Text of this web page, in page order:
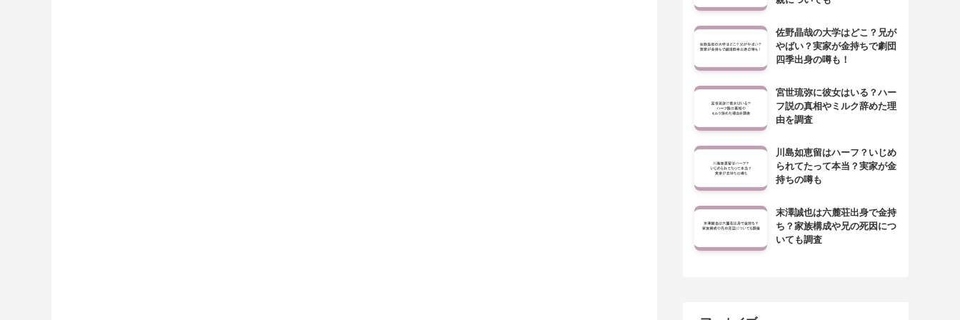
佐野晶哉の大学はどこ？兄が
やばい？実家が金持ちで劇団
四季出身の噂も！
宮世琉弥に彼女はいる？ハー
フ説の真相やミルク辞めた理
由を調査
川島如恵留はハーフ？いじめ
られてたって本当？実家が金
持ちの噂も
末澤誠也は六麓荘出身で金持
ち？家族構成や兄の死因につ
いても調査